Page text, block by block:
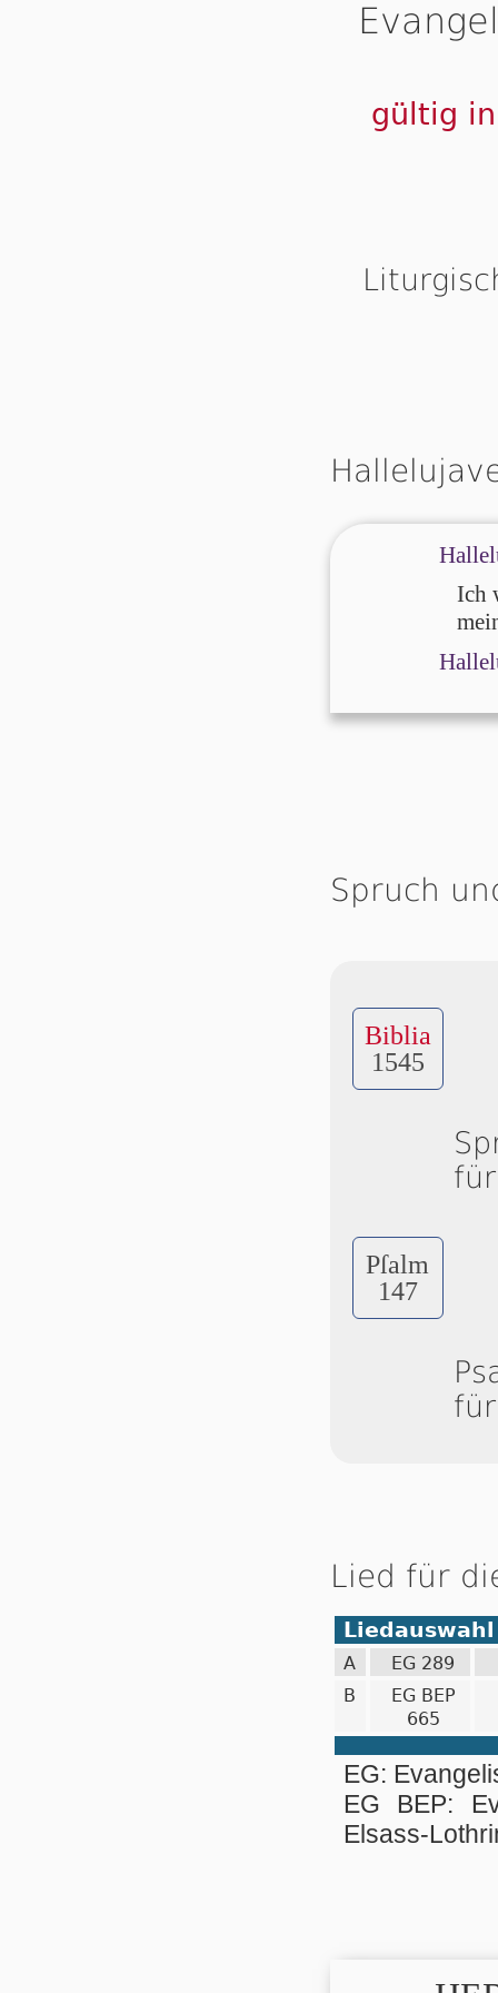
gültig
Ich
Spruch
Biblia
1545
Pſalm
147
Lied für
Liedauswahl
A
EG 289
B
EG BEP
665
EG:
EG BEP:
Elsass-